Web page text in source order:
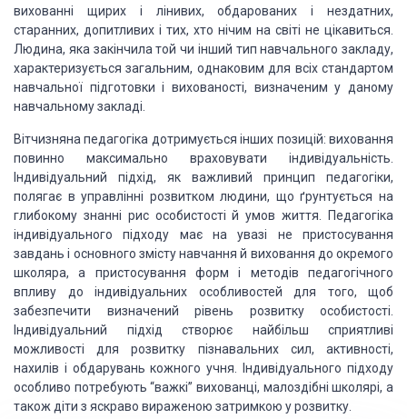
вихованні щирих і лінивих, обдарованих і нездатних,
старанних, допитливих і тих, хто нічим на світі не цікавиться.
Людина, яка закінчила той чи інший тип навчального закладу,
характеризується загальним, однаковим для всіх стандартом
навчальної підготовки і вихованості, визначеним у даному
навчальному закладі.
Вітчизняна педагогіка дотримується інших позицій: виховання
повинно максимально враховувати індивідуальність.
Індивідуальний підхід, як важливий принцип педагогіки,
полягає в управлінні розвит­ком людини, що ґрунтується на
глибокому знанні рис особистості й умов життя. Педагогіка
індивідуального підходу має на увазі не пристосування
завдань і основного змісту навчання й виховання до окремого
школяра, а пристосування форм і методів педагогічного
впливу до індивідуальних особливостей для того, щоб
забезпечити визначений рівень розвитку особистості.
Індивідуальний підхід створює найбільш сприятливі
можливості для розвитку пізнавальних сил, активності,
нахилів і обдарувань кожного учня. Індивідуального підходу
особливо потребують “важкі” вихованці, малоздібні школярі, а
також діти з яскраво вираженою затримкою у розвитку.